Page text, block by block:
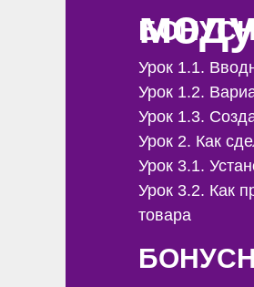
Урок 1.1.
Урок 1.2.
Урок 1.3.
Урок 2. Как
Урок 3.1.
Урок 3.2. Как
товара